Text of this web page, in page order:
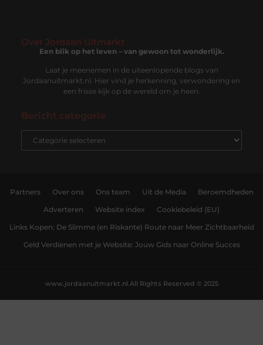
Over Jordaan Uitmarkt
Een blik op het leven – van gewoon tot wonderlijk.
Laat je meenemen in de uiteenlopende blogs van
Jordaanuitmarkt.nl. Hier vind je herkenning, verwondering en
een frisse kijk op de wereld om je heen.
Bericht categorie
Partners Over ons Ons team Uit de Media Beroemdheden
Adverteren Website index Cookiebeleid (EU)
Links Kopen: De Slimme (en Riskante) Route naar Meer Zichtbaarheid
Geld Verdienen met je Website: Jouw Gids naar Online Succes
All Rights Reserved © 2025
www.jordaanuitmarkt.nl.